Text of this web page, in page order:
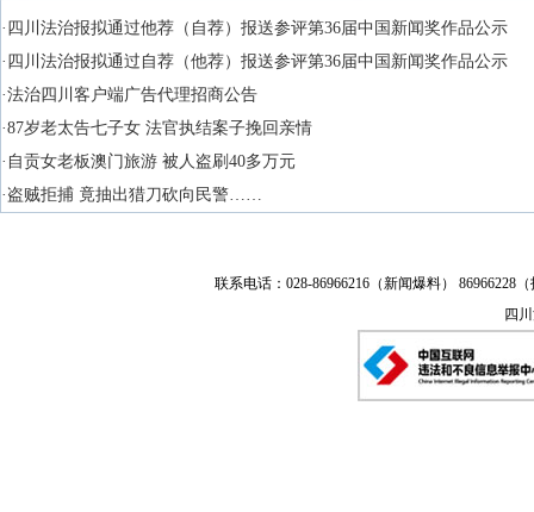
·四川法治报拟通过他荐（自荐）报送参评第36届中国新闻奖作品公示
·四川法治报拟通过自荐（他荐）报送参评第36届中国新闻奖作品公示
·法治四川客户端广告代理招商公告
·87岁老太告七子女 法官执结案子挽回亲情
·自贡女老板澳门旅游 被人盗刷40多万元
·盗贼拒捕 竟抽出猎刀砍向民警……
联系电话：028-86966216（新闻爆料） 86966228
四